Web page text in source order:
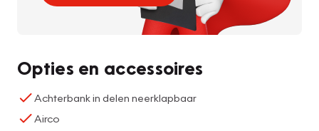
Opties en accessoires
Achterbank in delen neerklapbaar
Airco